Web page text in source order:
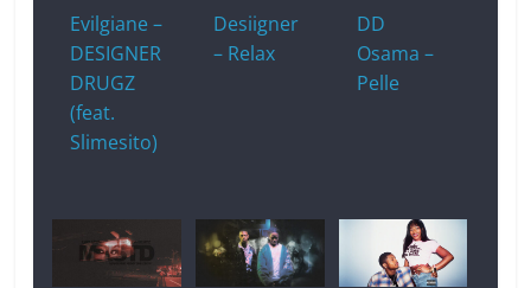
k
Evilgiane –
DESIGNER
DRUGZ
(feat.
Slimesito)
Desiigner
– Relax
DD
Osama –
Pelle